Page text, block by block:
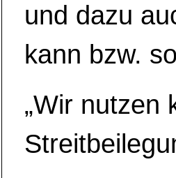
und dazu
kann bzw.
„Wir nutzen